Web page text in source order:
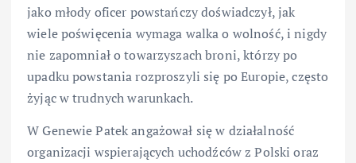
jako młody oficer powstańczy doświadczył, jak
wiele poświęcenia wymaga walka o wolność, i nigdy
nie zapomniał o towarzyszach broni, którzy po
upadku powstania rozproszyli się po Europie, często
żyjąc w trudnych warunkach.
W Genewie Patek angażował się w działalność
organizacji wspierających uchodźców z Polski oraz